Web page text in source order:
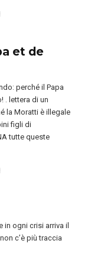
et de
perché il Papa
. lettera di un
la Moratti è illegale
figli di
tutte queste
in ogni crisi arriva il
c’è più traccia